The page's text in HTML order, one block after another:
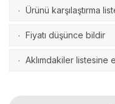
· Ürünü karşılaştırma
· Fiyatı düşünce bildir
· Aklımdakiler listesine